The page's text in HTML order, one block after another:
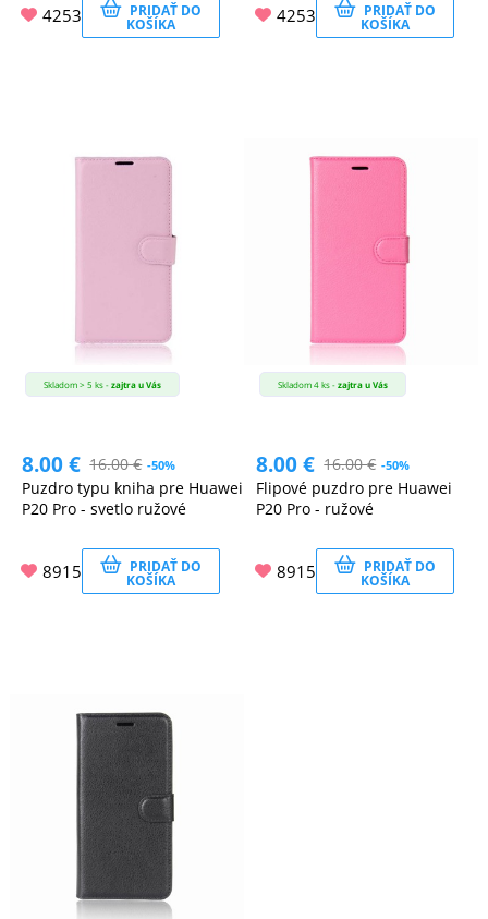
4253 PRIDAŤ DO
KOŠÍKA 4253 PRIDAŤ DO
KOŠÍKA
Skladom > 5 ks -zajtra u Vás
8.00€ 16.00€ -50%
Puzdro typu kniha pre Huawei
P20 Pro - svetlo ružové
8915 PRIDAŤ DO
KOŠÍKA
Skladom 4 ks -zajtra u Vás
8.00€ 16.00€ -50%
Flipové puzdro pre Huawei
P20 Pro - ružové
8915 PRIDAŤ DO
KOŠÍKA